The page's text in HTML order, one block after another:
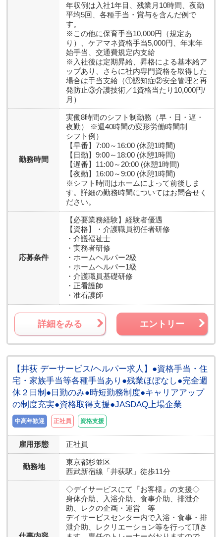
年収例は入社1年目、残業月10時間、夜勤
平均5回、各種手当・賞与を含んだ例で
す。
※この他に保育手当10,000円（規定あ
り）、ケアマネ資格手当5,000円、年末年
始手当、交通費規定内支給
※入社後は定期昇給、昇格による基本給ア
ップあり、さらに社内専門資格を取得した
場合は手当支給（①認知症②安全管理と再
発防止③介護技術／1資格当たり10,000円/
月）
勤務時間
実働8時間のシフト制勤務（早・日・遅・
夜勤） ※週40時間の変形労働時間制
シフト例）
【早番】7:00～16:00 (休憩1時間)
【日勤】9:00～18:00 (休憩1時間)
【遅番】11:00～20:00 (休憩1時間)
【夜勤】16:00～9:00 (休憩1時間)
※シフト時間はホームによって前後しま
す。詳細の勤務時間についてはお問合せく
ださい。
応募条件
【必要業務経験】 経験者優遇
【資格】
・介護職員初任者研修
・介護福祉士
・実務者研修
・ホームヘルパー2級
・ホームヘルパー1級
・介護職員基礎研修
・正看護師
・准看護師
詳細をみる エントリー
【井荻 デーサービス/ヘルパー求人】●資格手当・住
宅・家族手当等各種手当あり●残業ほぼなし●完全週
休２日制●日勤のみ●時短勤務制度●キャリアアップ
の制度充実●資格取得支援●JASDAQ上場企業
中高年歓迎 正社員 資格支援
雇用形態 正社員
勤務地
東京都杉並区
西武新宿線「井荻駅」徒歩11分
◇デイサービスにて『お客様』の支援◇
身体介助、入浴介助、食事介助、排泄介
助、レクの企画・運営 等
デイサービスセンター内で入浴・食事・排
泄介助、レクリエーション等を行って頂き